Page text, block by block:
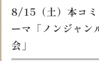
8/22（土）本コ
ーマ「おススメの
う」